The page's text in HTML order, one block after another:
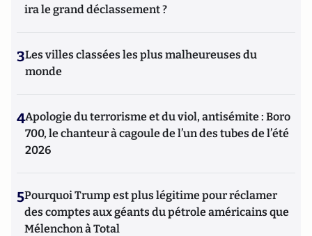
ira le grand déclassement ?
3Les villes classées les plus malheureuses du
monde
4Apologie du terrorisme et du viol, antisémite : Boro
700, le chanteur à cagoule de l’un des tubes de l’été
2026
5Pourquoi Trump est plus légitime pour réclamer
des comptes aux géants du pétrole américains que
Mélenchon à Total